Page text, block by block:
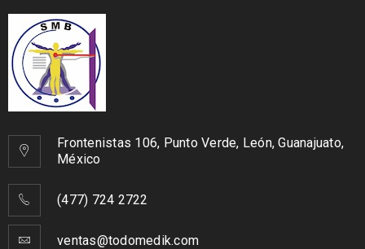
Frontenistas 106, Punto Verde, León, Guanajuato,
México
(477) 724 2722
ventas@todomedik.com